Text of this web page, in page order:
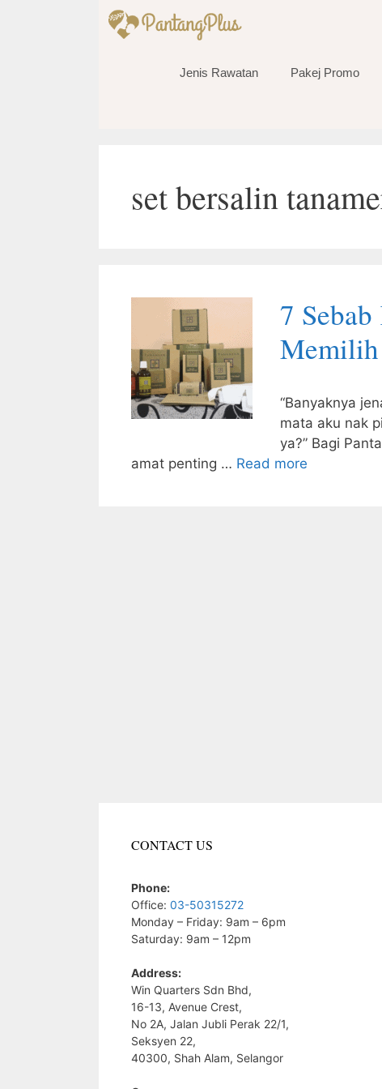
Jenis Rawatan Pakej Promo
set bersalin
7
Memilih
“Banyaknya
mata aku nak
ya?” Bagi
amat penting … Read more
CONTACT US
Phone:
Office: 03-50315272
Monday – Friday: 9am – 6pm
Saturday: 9am – 12pm
Address:
Win Quarters Sdn Bhd,
16-13, Avenue Crest,
No 2A, Jalan Jubli Perak 22/1,
Seksyen 22,
40300, Shah Alam, Selangor